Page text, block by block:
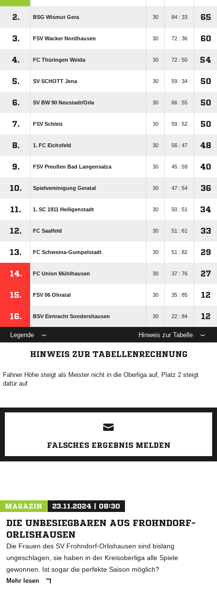
2. BSG Wismut Gera 30 84 : 33 65
3. FSV Wacker Nordhausen 30 72 : 36 60
4. FC Thüringen Weida 30 72 : 50 54
5. SV SCHOTT Jena 30 59 : 34 50
6. SV BW 90 Neustadt/​Orla 30 66 : 55 50
7. FSV Schleiz 30 59 : 52 50
8. 1. FC Eichsfeld 30 56 : 47 48
9. FSV Preußen Bad Langensalza 30 45 : 59 40
10. Spielvereinigung Geratal 30 47 : 54 36
11. 1. SC 1911 Heiligenstadt 30 50 : 51 34
12. FC Saalfeld 30 51 : 61 33
13. FC Schweina-Gumpelstadt 30 51 : 82 29
14. FC Union Mühlhausen 30 37 : 76 27
15. FSV 06 Ohratal 30 35 : 85 12
16. BSV Eintracht Sondershausen 30 22 : 84 12
Legende Hinweis zur Tabelle
HINWEIS ZUR TABELLENRECHNUNG
Fahner Höhe steigt als Meister nicht in die Oberliga auf, Platz 2 steigt
dafür auf
ANZEIGE
FALSCHES ERGEBNIS MELDEN
MAGAZIN 23.11.2024 | 08:30
DIE UNBESIEGBAREN AUS FROHNDORF-
ORLISHAUSEN
Die Frauen des SV Frohndorf-Orlishausen sind bislang
ungeschlagen, sie haben in der Kreisoberliga alle Spiele
gewonnen. Ist sogar die perfekte Saison möglich?
Mehr lesen